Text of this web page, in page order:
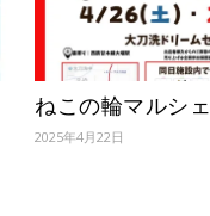
ねこの輪マルシェ
2025年4月22日